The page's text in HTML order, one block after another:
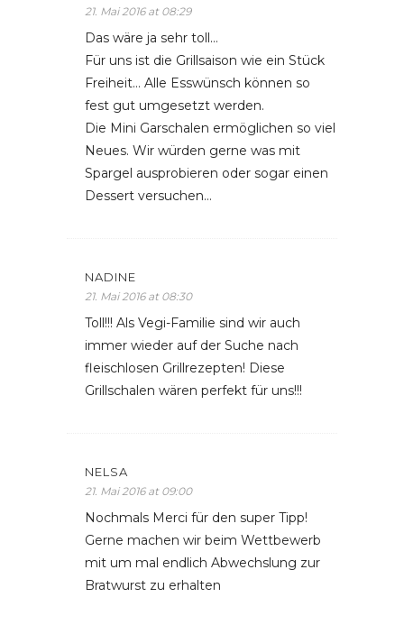
21. Mai 2016 at 08:29
Das wäre ja sehr toll…
Für uns ist die Grillsaison wie ein Stück
Freiheit… Alle Esswünsch können so
fest gut umgesetzt werden.
Die Mini Garschalen ermöglichen so viel
Neues. Wir würden gerne was mit
Spargel ausprobieren oder sogar einen
Dessert versuchen…
NADINE
21. Mai 2016 at 08:30
Toll!!! Als Vegi-Familie sind wir auch
immer wieder auf der Suche nach
fleischlosen Grillrezepten! Diese
Grillschalen wären perfekt für uns!!!
NELSA
21. Mai 2016 at 09:00
Nochmals Merci für den super Tipp!
Gerne machen wir beim Wettbewerb
mit um mal endlich Abwechslung zur
Bratwurst zu erhalten